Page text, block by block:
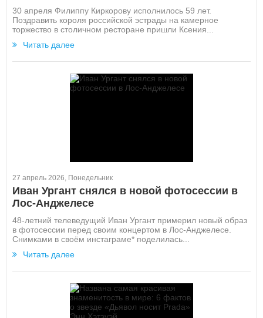
30 апреля Филиппу Киркорову исполнилось 59 лет.
Поздравить короля российской эстрады на камерное
торжество в столичном ресторане пришли Ксения...
Читать далее
27 апрель 2026, Понедельник
Иван Ургант снялся в новой фотосессии в
Лос-Анджелесе
48-летний телеведущий Иван Ургант примерил новый образ
в фотосессии перед своим концертом в Лос-Анджелесе.
Снимками в своём инстаграме* поделилась...
Читать далее